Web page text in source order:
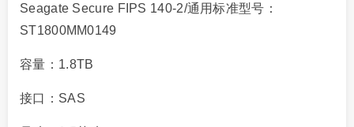
Seagate Secure FIPS 140-2/通用标准型号：
ST1800MM0149
容量：1.8TB
接口：SAS